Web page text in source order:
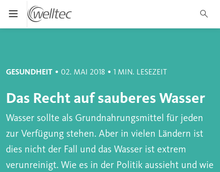
Menü öffnen und schließen Pflichtfeld
Suchen Abbrechen
GESUNDHEIT • 02. MAI 2018 • 1 MIN. LESEZEIT
Das Recht auf sauberes Wasser
Wasser sollte als Grundnahrungsmittel für jeden
zur Verfügung stehen. Aber in vielen Ländern ist
dies nicht der Fall und das Wasser ist extrem
verunreinigt. Wie es in der Politik aussieht und wie